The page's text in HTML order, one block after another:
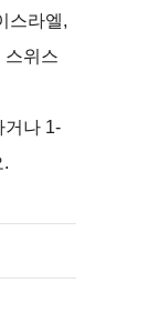
스라엘,
스위스
거나 1-
.